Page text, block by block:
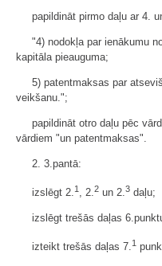
papildināt pirmo daļu ar 4.
"4) nodokļa par ienākumu
kapitāla pieauguma;
5) patentmaksas par
veikšanu.";
papildināt otro daļu pēc
vārdiem "un patentmaksas".
2. 3.pantā:
izslēgt 2.1 , 2.2 un 2.3 daļu;
izslēgt trešās daļas
izteikt trešās daļas 7.1